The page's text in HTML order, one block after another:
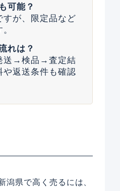
可能？
すが、限定品など
れは？
→検品→査定結
返送条件も確認
潟県で高く売るには、